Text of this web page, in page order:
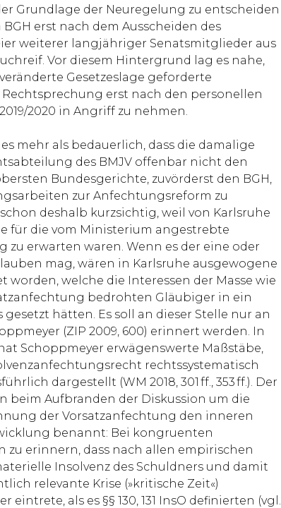
Grundlage der Neuregelung zu entscheiden
erst nach dem Ausscheiden des
weiterer langjähriger Senatsmitglieder aus
Vor diesem Hintergrund lag es nahe,
Gesetzeslage geforderte
erst nach den personellen
2020 in Angriff zu nehmen.
mehr als bedauerlich, dass die damalige
des BMJV offenbar nicht den
Bundesgerichte, zuvörderst den BGH,
zur Anfechtungsreform zu
deshalb kurzsichtig, weil von Karlsruhe
für die vom Ministerium angestrebte
zu erwarten waren. Wenn es der eine oder
mag, wären in Karlsruhe ausgewogene
worden, welche die Interessen der Masse wie
bedrohten Gläubiger in ein
hätten. Es soll an dieser Stelle nur an
(ZIP 2009, 600) erinnert werden. In
Schoppmeyer erwägenswerte Maßstäbe,
rechtssystematisch
dargestellt (WM 2018, 301 ff., 353 ff.). Der
beim Aufbranden der Diskussion um die
der Vorsatzanfechtung den inneren
benannt: Bei kongruenten
zu erinnern, dass nach allen empirischen
Insolvenz des Schuldners und damit
relevante Krise (»kritische Zeit«)
eintrete, als es §§ 130, 131 InsO definierten (vgl.